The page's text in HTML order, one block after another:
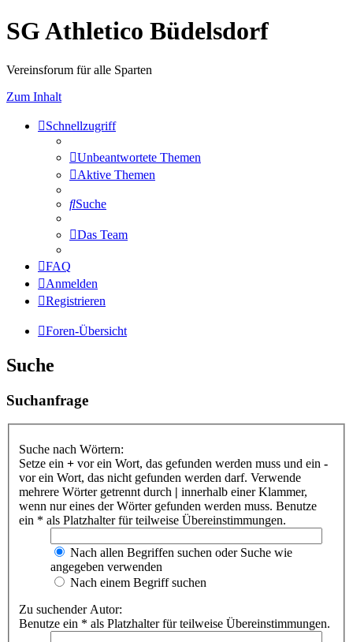
SG Athletico Büdelsdorf
Vereinsforum für alle Sparten
Zum Inhalt
Schnellzugriff
Unbeantwortete Themen
Aktive Themen
Suche
Das Team
FAQ
Anmelden
Registrieren
Foren-Übersicht
Suche
Suchanfrage
Suche nach Wörtern:
Setze ein + vor ein Wort, das gefunden werden muss und ein -
vor ein Wort, das nicht gefunden werden darf. Verwende
mehrere Wörter getrennt durch | innerhalb einer Klammer,
wenn nur eines der Wörter gefunden werden muss. Benutze
ein * als Platzhalter für teilweise Übereinstimmungen.
Nach allen Begriffen suchen oder Suche wie
angegeben verwenden
Nach einem Begriff suchen
Zu suchender Autor:
Benutze ein * als Platzhalter für teilweise Übereinstimmungen.